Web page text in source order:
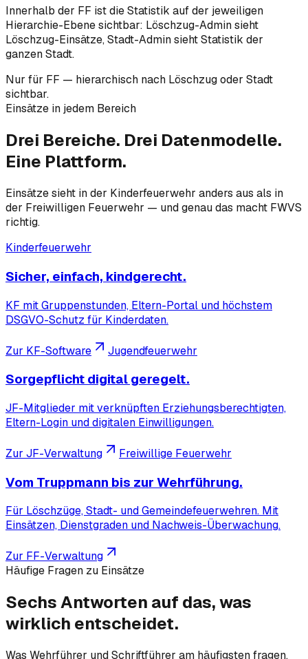
Innerhalb der FF ist die Statistik auf der jeweiligen
Hierarchie-Ebene sichtbar: Löschzug-Admin sieht
Löschzug-Einsätze, Stadt-Admin sieht Statistik der
ganzen Stadt.
Nur für FF — hierarchisch nach Löschzug oder Stadt
sichtbar.
Einsätze in jedem Bereich
Drei Bereiche. Drei Datenmodelle.
Eine Plattform.
Einsätze sieht in der Kinderfeuerwehr anders aus als in
der Freiwilligen Feuerwehr — und genau das macht FWVS
richtig.
Kinderfeuerwehr
Sicher, einfach, kindgerecht.
KF mit Gruppenstunden, Eltern-Portal und höchstem
DSGVO-Schutz für Kinderdaten.
Zur KF-Software Jugendfeuerwehr
Sorgepflicht digital geregelt.
JF-Mitglieder mit verknüpften Erziehungsberechtigten,
Eltern-Login und digitalen Einwilligungen.
Zur JF-Verwaltung Freiwillige Feuerwehr
Vom Truppmann bis zur Wehrführung.
Für Löschzüge, Stadt- und Gemeindefeuerwehren. Mit
Einsätzen, Dienstgraden und Nachweis-Überwachung.
Zur FF-Verwaltung
Häufige Fragen zu Einsätze
Sechs Antworten auf das, was
wirklich entscheidet.
Was Wehrführer und Schriftführer am häufigsten fragen,